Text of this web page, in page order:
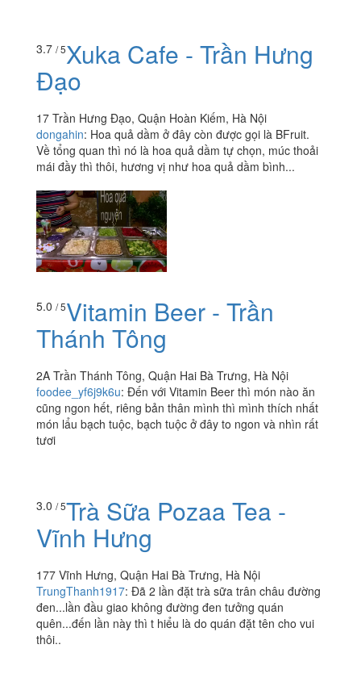
3.7/ 5Xuka Cafe - Trần Hưng
Đạo
dongahin:Hoa quả dầm ở đây còn được gọi là BFruit.
Về tổng quan thì nó là hoa quả dầm tự chọn, múc thoải
mái đầy thì thôi, hương vị như hoa quả dầm bình...
5.0/ 5Vitamin Beer - Trần
Thánh Tông
2A Trần Thánh Tông, Quận Hai Bà Trưng, Hà Nội
tươi
3.0/ 5